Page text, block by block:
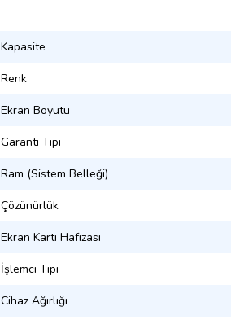
Kapasite
Renk
Ekran Boyutu
Garanti Tipi
Ram (Sistem Belleği)
Çözünürlük
Ekran Kartı Hafızası
İşlemci Tipi
Cihaz Ağırlığı